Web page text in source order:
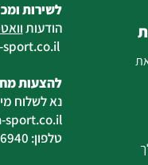
לשירות
הודעות
ilan
להצעות
נא לשלוח
sport.co.il
טלפון: 04-6726940